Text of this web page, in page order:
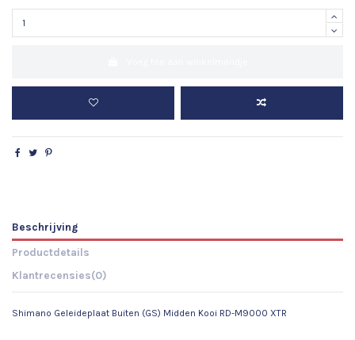
Beschrijving
Productdetails
Klantrecensies(0)
Shimano Geleideplaat Buiten (GS) Midden Kooi RD-M9000 XTR